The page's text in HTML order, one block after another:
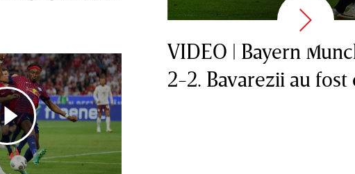
VIDEO | Bayern
2-2. Bavarezii au